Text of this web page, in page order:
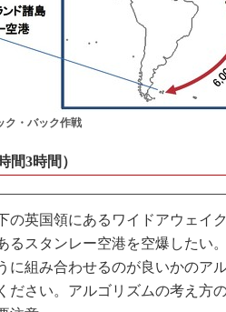
ク・バック作戦
間3時間）
の英国領にあるワイドアウェイ
るスタンレー空港を空爆したい
に組み合わせるのが良いかのア
ださい。アルゴリズムの考え方